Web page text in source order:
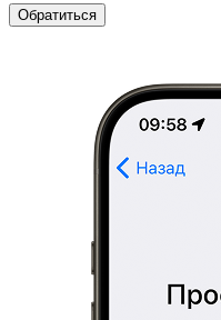
Обратиться